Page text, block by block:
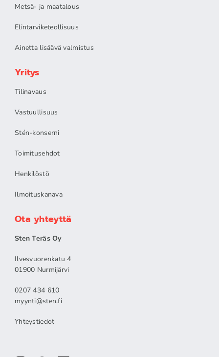
Metsä- ja maatalous
Elintarviketeollisuus
Ainetta lisäävä valmistus
Yritys
Tilinavaus
Vastuullisuus
Stén-konserni
Toimitusehdot
Henkilöstö
Ilmoituskanava
Ota yhteyttä
Sten Teräs Oy
Ilvesvuorenkatu 4
01900 Nurmijärvi
0207 434 610
myynti@sten.fi
Yhteystiedot